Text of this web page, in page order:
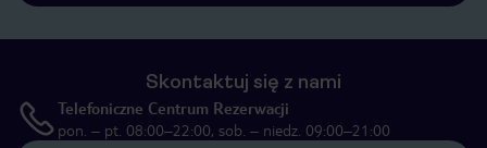
Skontaktuj się z nami
Telefoniczne Centrum Rezerwacji
pon. – pt. 08:00–22:00, sob. – niedz. 09:00–21:00